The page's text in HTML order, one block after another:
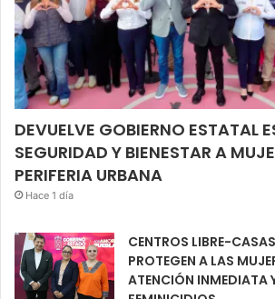
DEVUELVE GOBIERNO ESTATAL
SEGURIDAD Y BIENESTAR A
PERIFERIA URBANA
Hace 1 día
CENTROS LIBRE-
PROTEGEN A LAS
ATENCIÓN INMEDIATA